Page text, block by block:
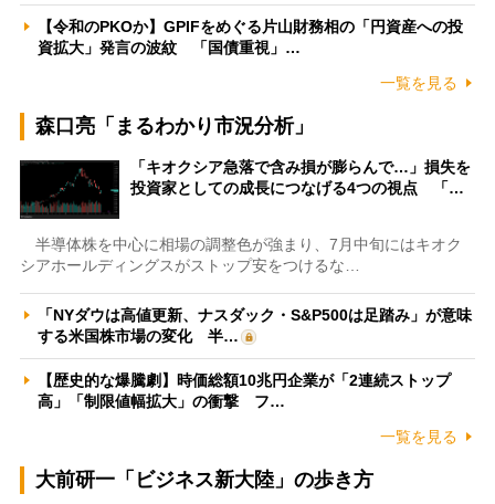
【令和のPKOか】GPIFをめぐる片山財務相の「円資産への投
資拡大」発言の波紋 「国債重視」…
一覧を見る
森口亮「まるわかり市況分析」
「キオクシア急落で含み損が膨らんで…」損失を
投資家としての成長につなげる4つの視点 「…
半導体株を中心に相場の調整色が強まり、7月中旬にはキオク
シアホールディングスがストップ安をつけるな…
「NYダウは高値更新、ナスダック・S&P500は足踏み」が意味
する米国株市場の変化 半…
【歴史的な爆騰劇】時価総額10兆円企業が「2連続ストップ
高」「制限値幅拡大」の衝撃 フ…
一覧を見る
大前研一「ビジネス新大陸」の歩き方